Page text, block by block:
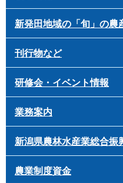
新発田地域の「旬」の農
刊行物など
研修会・イベント情報
業務案内
新潟県農林水産業総合振
農業制度資金